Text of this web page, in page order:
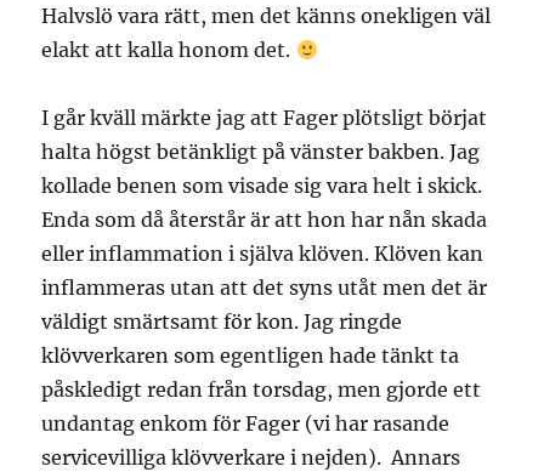
Halvslö vara rätt, men det känns onekligen väl
elakt att kalla honom det.
I går kväll märkte jag att Fager plötsligt börjat
halta högst betänkligt på vänster bakben. Jag
kollade benen som visade sig vara helt i skick.
Enda som då återstår är att hon har nån skada
eller inflammation i själva klöven. Klöven kan
inflammeras utan att det syns utåt men det är
väldigt smärtsamt för kon. Jag ringde
klövverkaren som egentligen hade tänkt ta
påskledigt redan från torsdag, men gjorde ett
undantag enkom för Fager (vi har rasande
servicevilliga klövverkare i nejden). Annars